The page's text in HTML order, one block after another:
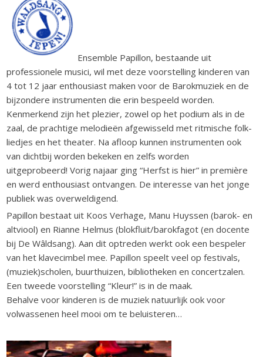
Ensemble Papillon, bestaande uit
professionele musici, wil met deze voorstelling kinderen van
4 tot 12 jaar enthousiast maken voor de Barokmuziek en de
bijzondere instrumenten die erin bespeeld worden.
Kenmerkend zijn het plezier, zowel op het podium als in de
zaal, de prachtige melodieën afgewisseld met ritmische folk-
liedjes en het theater. Na afloop kunnen instrumenten ook
van dichtbij worden bekeken en zelfs worden
uitgeprobeerd! Vorig najaar ging “Herfst is hier” in première
en werd enthousiast ontvangen. De interesse van het jonge
publiek was overweldigend.
Papillon bestaat uit Koos Verhage, Manu Huyssen (barok- en
altviool) en Rianne Helmus (blokfluit/barokfagot (en docente
bij De Wâldsang). Aan dit optreden werkt ook een bespeler
van het klavecimbel mee. Papillon speelt veel op festivals,
(muziek)scholen, buurthuizen, bibliotheken en concertzalen.
Een tweede voorstelling “Kleur!” is in de maak.
Behalve voor kinderen is de muziek natuurlijk ook voor
volwassenen heel mooi om te beluisteren…